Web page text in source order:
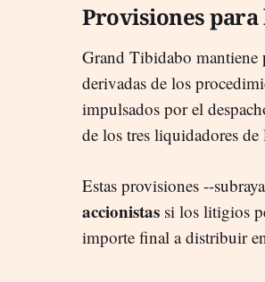
Provisiones
Grand Tibidabo mantiene
derivadas de los
impulsados por el
de los tres liquidadores de
Estas provisiones --
accionistas si los litigios
importe final a distribuir